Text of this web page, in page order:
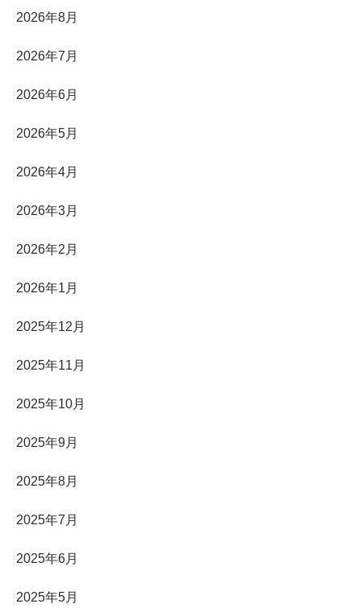
2026年8月
2026年7月
2026年6月
2026年5月
2026年4月
2026年3月
2026年2月
2026年1月
2025年12月
2025年11月
2025年10月
2025年9月
2025年8月
2025年7月
2025年6月
2025年5月